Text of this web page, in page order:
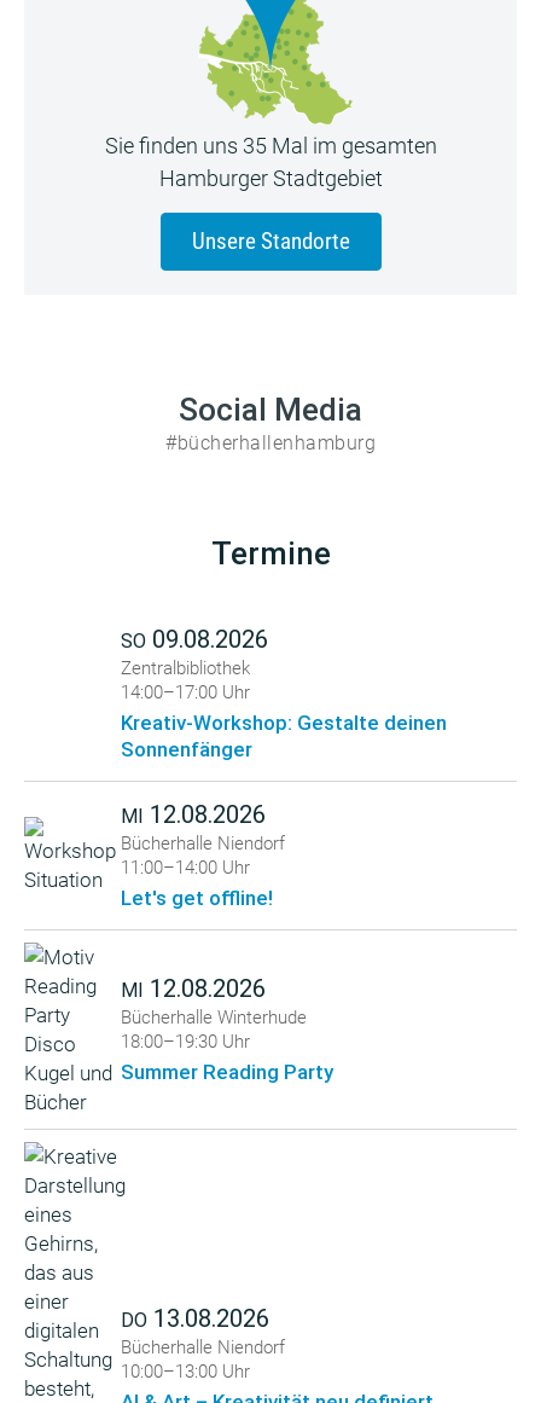
Sie finden uns 35 Mal im gesamten
Hamburger Stadtgebiet
Unsere Standorte
Social Media
#bücherhallenhamburg
Termine
SO 09.08.2026
Zentralbibliothek
14:00–17:00 Uhr
Kreativ-Workshop: Gestalte deinen
Sonnenfänger
MI 12.08.2026
Bücherhalle Niendorf
11:00–14:00 Uhr
Let's get offline!
MI 12.08.2026
Bücherhalle Winterhude
18:00–19:30 Uhr
Summer Reading Party
DO 13.08.2026
Bücherhalle Niendorf
10:00–13:00 Uhr